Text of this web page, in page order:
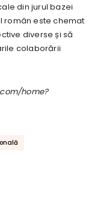
din jurul bazei
român este chemat
diverse și să
colaborării
home?